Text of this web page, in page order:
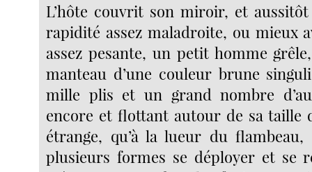
L’hôte couvrit son miroir, et
rapidité assez maladroite, ou mieux
assez pesante, un petit homme
manteau d’une couleur brune
mille plis et un grand nombre
encore et flottant autour de sa taille
étrange, qu’à la lueur du
plusieurs formes se déployer et se